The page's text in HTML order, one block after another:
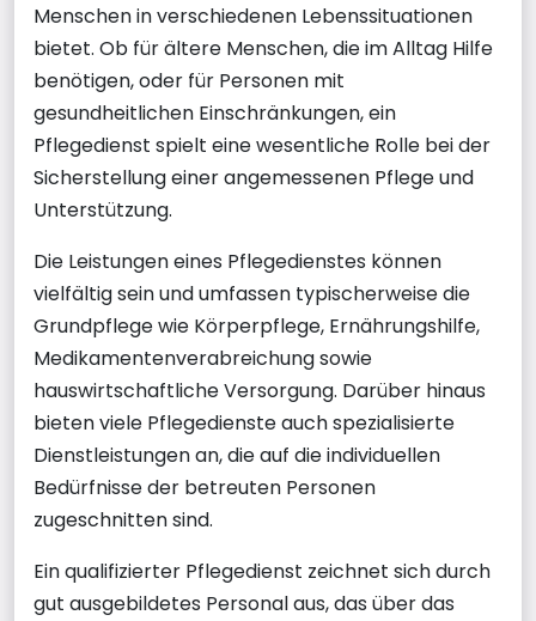
Menschen in verschiedenen Lebenssituationen
bietet. Ob für ältere Menschen, die im Alltag Hilfe
benötigen, oder für Personen mit
gesundheitlichen Einschränkungen, ein
Pflegedienst spielt eine wesentliche Rolle bei der
Sicherstellung einer angemessenen Pflege und
Unterstützung.
Die Leistungen eines Pflegedienstes können
vielfältig sein und umfassen typischerweise die
Grundpflege wie Körperpflege, Ernährungshilfe,
Medikamentenverabreichung sowie
hauswirtschaftliche Versorgung. Darüber hinaus
bieten viele Pflegedienste auch spezialisierte
Dienstleistungen an, die auf die individuellen
Bedürfnisse der betreuten Personen
zugeschnitten sind.
Ein qualifizierter Pflegedienst zeichnet sich durch
gut ausgebildetes Personal aus, das über das